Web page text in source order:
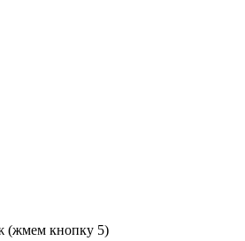
(жмем кнопку 5)